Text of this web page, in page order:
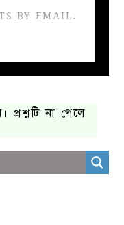
BY EMAIL.
না পেলে